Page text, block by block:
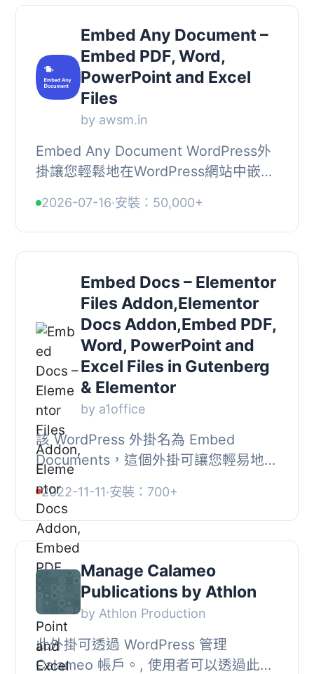
Embed Any Document –
Embed PDF, Word,
PowerPoint and Excel
Files
by awsm.in
Embed Any Document WordPress外
掛讓您輕鬆地在WordPress網站中嵌入
件。此外掛整合了Google Docs
Viewer和Microsoft Office O...
2026-07-16·安裝：50,000+
Embed Docs – Elementor
Files Addon,Elementor
Docs Addon,Embed PDF,
Word, PowerPoint and
Excel Files in Gutenberg
& Elementor
by a1office
該 WordPress 外掛名為 Embed
Documents，這個外掛可讓您輕易地在
WordPress 網站中嵌入任何種類的文
件，例如 PDF、Word、Excel 和
PowerPoint。不僅可以嵌入...
2022-11-11·安裝：700+
Manage Calameo
Publications by Athlon
by Athlon Production
此外掛可透過 WordPress 管理
Calameo 帳戶。, 使用者可以透過此外